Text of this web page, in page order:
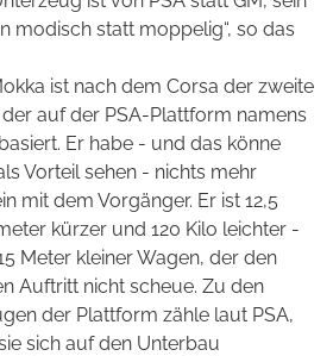
modisch statt moppelig“, so das
ist nach dem Corsa der zweite
auf der PSA-Plattform namens
Er habe - und das könne
Vorteil sehen - nichts mehr
mit dem Vorgänger. Er ist 12,5
kürzer und 120 Kilo leichter -
Meter kleiner Wagen, der den
Auftritt nicht scheue. Zu den
der Plattform zähle laut PSA,
sich auf den Unterbau